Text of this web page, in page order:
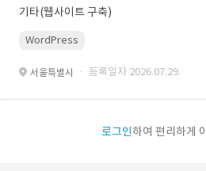
기타(웹사이트 구축)
WordPress
서울특별시 · 등록일자 2026.07.29.
로그인하여 편리하게